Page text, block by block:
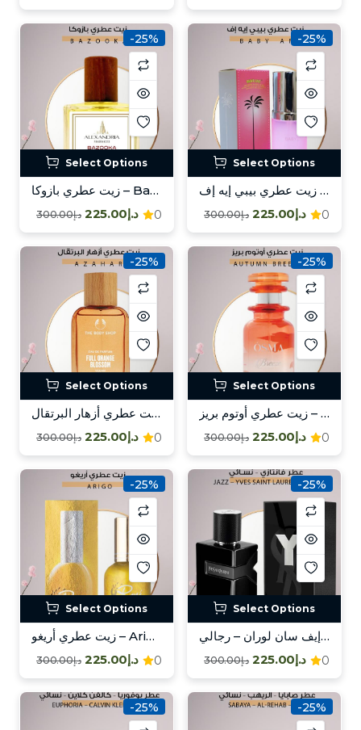
-25%
Select Options
زيت عطري بازوكا – Bazooka
0 د.إ225.00 د.إ300.00
-25%
Select Options
زيت عطري بيبي إيه إف – Baby AF
0 د.إ225.00 د.إ300.00
-25%
Select Options
زيت عطري أزهار البرتقال – Azahar /
0 د.إ225.00 د.إ300.00
-25%
Select Options
زيت عطري أوتوم بريز – Autumn Breeze
0 د.إ225.00 د.إ300.00
-25%
Select Options
زيت عطري أريغو – Arigo
0 د.إ225.00 د.إ300.00
-25%
Select Options
عطر جاز – إيف سان لوران – رجالي / Jazz – Yves Saint Laurent – Mas
0 د.إ225.00 د.إ300.00
-25% -25%